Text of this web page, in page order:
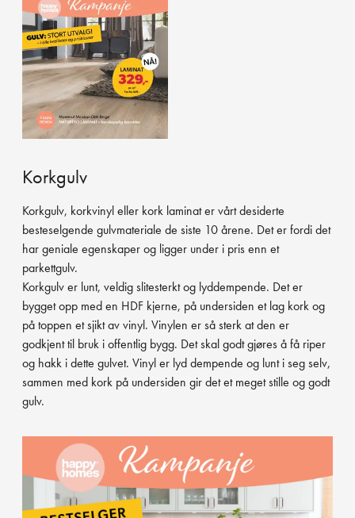
Korkgulv
Korkgulv, korkvinyl eller kork laminat er vårt desiderte
besteselgende gulvmateriale de siste 10 årene. Det er fordi det
har geniale egenskaper og ligger under i pris enn et
parkettgulv.
Korkgulv er lunt, veldig slitesterkt og lyddempende. Det er
bygget opp med en HDF kjerne, på undersiden et lag kork og
på toppen et sjikt av vinyl. Vinylen er så sterk at den er
godkjent til bruk i offentlig bygg. Det skal godt gjøres å få riper
og hakk i dette gulvet. Vinyl er lyd dempende og lunt i seg selv,
sammen med kork på undersiden gir det et meget stille og godt
gulv.